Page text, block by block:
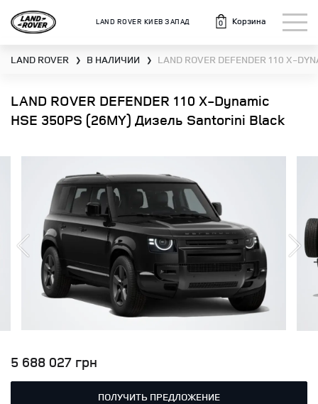
LAND ROVER КИЕВ ЗАПАД 0 Корзина
LAND ROVER ❯ В НАЛИЧИИ ❯ LAND ROVER DEFENDER 110 X-
LAND ROVER DEFENDER 110 X-Dynamic
HSE 350PS (26MY) Дизель Santorini Black
5 688 027 грн
ПОЛУЧИТЬ ПРЕДЛОЖЕНИЕ